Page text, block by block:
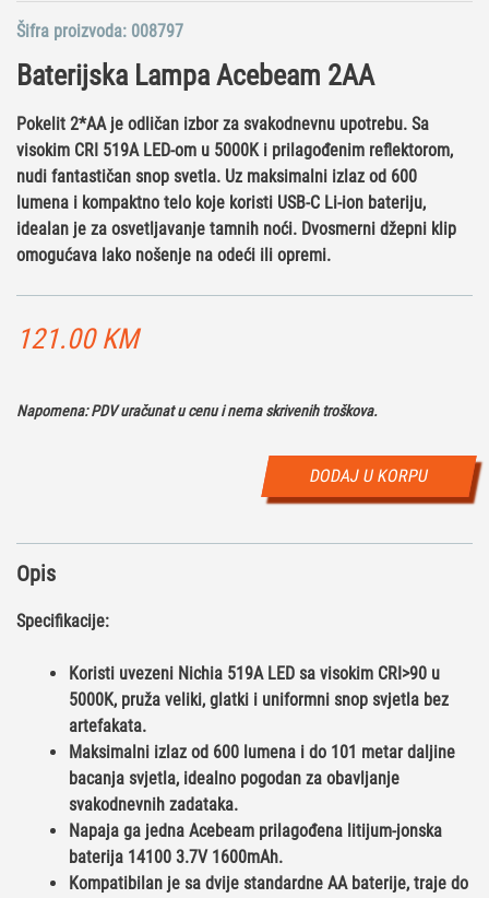
Baterijska Lampa Acebeam 2AA
Pokelit 2*AA je odličan izbor za svakodnevnu upotrebu. Sa
visokim CRI 519A LED-om u 5000K i prilagođenim reflektorom,
nudi fantastičan snop svetla. Uz maksimalni izlaz od 600
lumena i kompaktno telo koje koristi USB-C Li-ion bateriju,
idealan je za osvetljavanje tamnih noći. Dvosmerni džepni klip
omogućava lako nošenje na odeći ili opremi.
121.00 KM
Napomena: PDV uračunat u cenu i nema skrivenih troškova.
DODAJ U KORPU
Šifra proizvoda: 008797
Opis
Specifikacije:
Koristi uvezeni Nichia 519A LED sa visokim CRI>90 u
5000K, pruža veliki, glatki i uniformni snop svjetla bez
artefakata.
Maksimalni izlaz od 600 lumena i do 101 metar daljine
bacanja svjetla, idealno pogodan za obavljanje
svakodnevnih zadataka.
Napaja ga jedna Acebeam prilagođena litijum-jonska
baterija 14100 3.7V 1600mAh.
Kompatibilan je sa dvije standardne AA baterije, traje do